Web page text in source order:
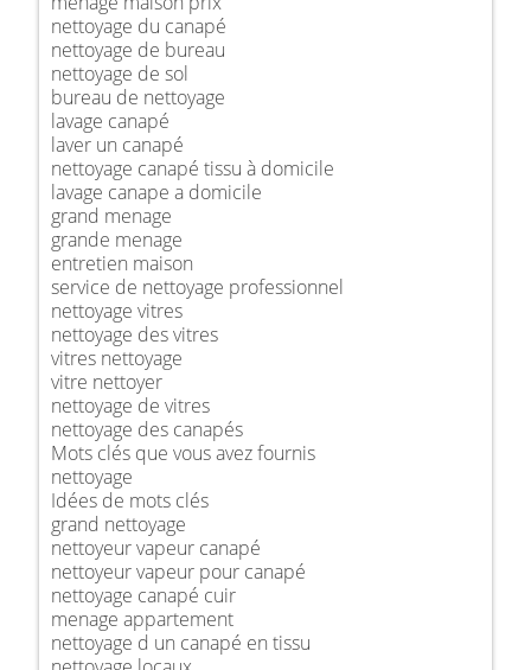
nettoyage du canapé
nettoyage de bureau
nettoyage de sol
bureau de nettoyage
lavage canapé
laver un canapé
nettoyage canapé tissu à domicile
lavage canape a domicile
grand menage
grande menage
entretien maison
service de nettoyage professionnel
nettoyage vitres
nettoyage des vitres
vitres nettoyage
vitre nettoyer
nettoyage de vitres
nettoyage des canapés
Mots clés que vous avez fournis
nettoyage
Idées de mots clés
grand nettoyage
nettoyeur vapeur canapé
nettoyeur vapeur pour canapé
nettoyage canapé cuir
menage appartement
nettoyage d un canapé en tissu